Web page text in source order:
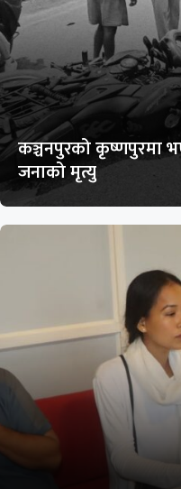
कञ्चनपुरको कृष्णपुरमा
जनाको मृत्यु